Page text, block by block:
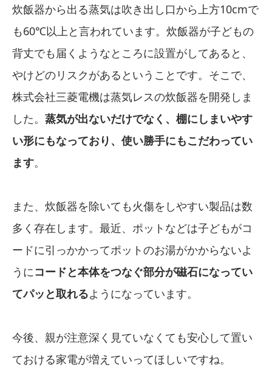
炊飯器から出る蒸気は吹き出し口から上方10cmで
も60℃以上と言われています。炊飯器が子どもの
背丈でも届くようなところに設置がしてあると、
やけどのリスクがあるということです。そこで、
株式会社三菱電機は蒸気レスの炊飯器を開発しま
した。 蒸気が出ないだけでなく、棚にしまいやす
い形にもなっており、使い勝手にもこだわってい
ます。
また、炊飯器を除いても火傷をしやすい製品は数
多く存在します。最近、ポットなどは子どもがコ
ードに引っかかってポットのお湯がかからないよ
うにコードと本体をつなぐ部分が磁石になってい
てパッと取れるようになっています。
今後、親が注意深く見ていなくても安心して置い
ておける家電が増えていってほしいですね。